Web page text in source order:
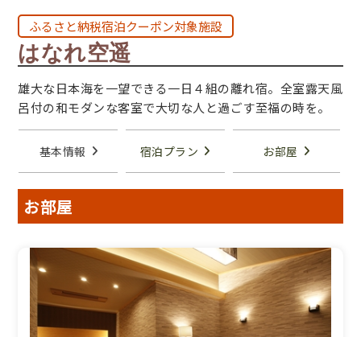
ふるさと納税宿泊クーポン対象施設
はなれ空遥
雄大な日本海を一望できる一日４組の離れ宿。全室露天風
呂付の和モダンな客室で大切な人と過ごす至福の時を。
基本情報 宿泊プラン お部屋
お部屋